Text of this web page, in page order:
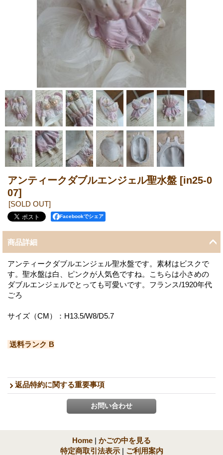
アンティークダブルエンジェル聖水盤 [in25-0
07]
[SOLD OUT]
Facebookでシェア
商品詳細
アンティークダブルエンジェル聖水盤です。素材はビスクで
す。聖水盤は白、ピンクが人気色ですね。こちらは小さめの
ダブルエンジェルでとっても可愛いです。フランス/1920年代
ごろ
サイズ（CM）：H13.5/W8/D5.7
送料ランク B
返品特約に関する重要事項
Home | かごの中を見る
特定商取引法表示 | ご利用案内